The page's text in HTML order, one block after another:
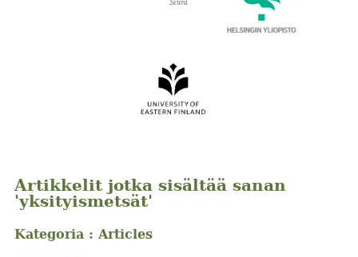
Artikkelit jotka sisältää sanan
'yksityismetsät'
Kategoria : Articles